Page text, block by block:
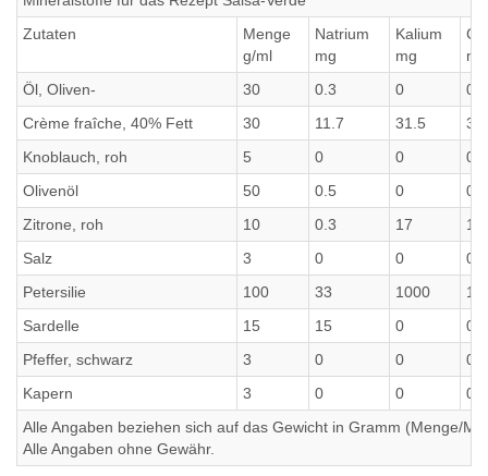
Zutaten
Menge
g/ml
Natrium
mg
Kalium
mg
mg
Öl, Oliven-
30 0.3 0
0
Crème fraîche, 40% Fett
30 11.7 31.5
Knoblauch, roh
5 0 0
0
Olivenöl
50 0.5 0
0
Zitrone, roh
10 0.3 17
17
Salz
3 0 0
0
Petersilie
100 33 1000
Sardelle
15 15 0
0
Pfeffer, schwarz
3 0 0
0
Kapern
3 0 0
0
Alle Angaben beziehen sich auf das Gewicht in Gramm (Menge/
Alle Angaben ohne Gewähr.